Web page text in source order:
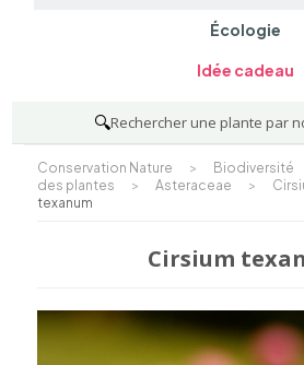
Écologie
Idée cadeau
🔍Rechercher une plante par
Conservation Nature > Biodiversité
des plantes
> Asteraceae >
texanum
Cirsium